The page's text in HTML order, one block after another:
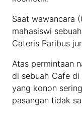
Saat wawancara
mahasiswi
Cateris Paribus
Atas permintaan
di sebuah Cafe di
yang konon
pasangan tidak